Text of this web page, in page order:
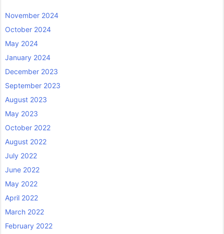
November 2024
October 2024
May 2024
January 2024
December 2023
September 2023
August 2023
May 2023
October 2022
August 2022
July 2022
June 2022
May 2022
April 2022
March 2022
February 2022